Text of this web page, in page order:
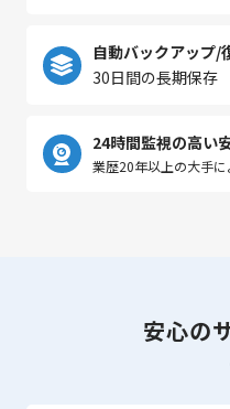
自動バックアップ/
30日間の長期保存
24時間監視の高い
業歴20年以上の大手に
安心の